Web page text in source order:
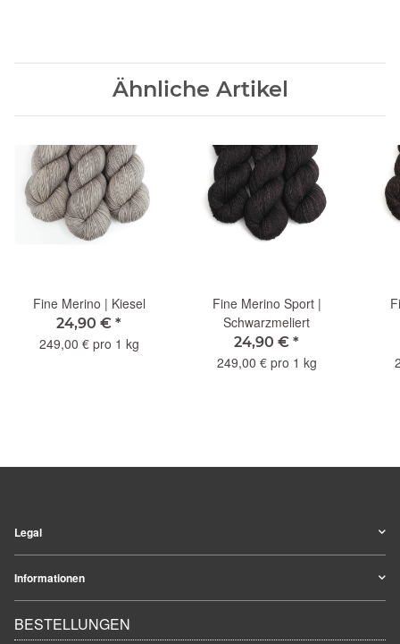
Ähnliche Artikel
Fine Merino | Kiesel
24,90 € *
249,00 € pro 1 kg
Fine Merino Sport |
Schwarzmeliert
24,90 € *
249,00 € pro 1 kg
Legal
Informationen
BESTELLUNGEN